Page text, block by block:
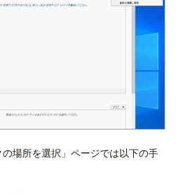
場所を選択」ページでは以下の手